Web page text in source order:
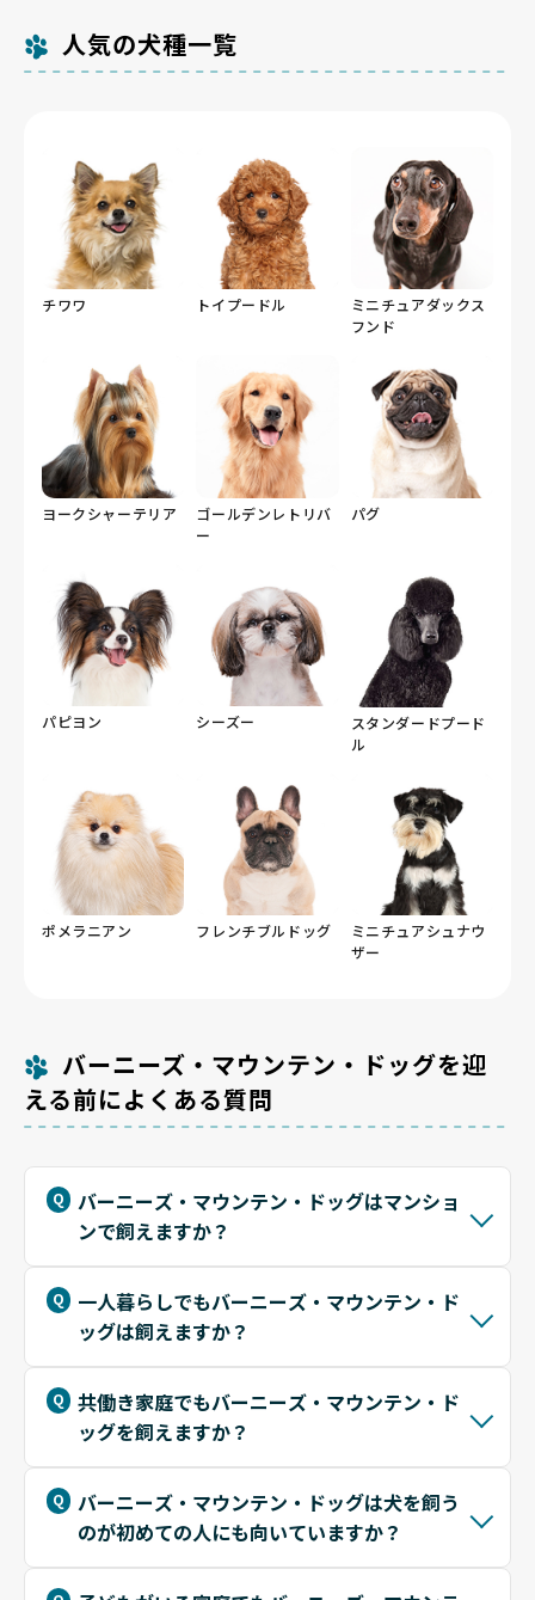
人気の犬種一覧
チワワ トイプードル
ミニチュアダックス
フンド
ヨークシャーテリア
ゴールデンレトリバ
ー
パグ
パピヨン シーズー
スタンダードプード
ル
ポメラニアン フレンチブルドッグ
ミニチュアシュナウ
ザー
バーニーズ・マウンテン・ドッグを迎
える前によくある質問
バーニーズ・マウンテン・ドッグはマンショ
ンで飼えますか？
一人暮らしでもバーニーズ・マウンテン・ド
ッグは飼えますか？
共働き家庭でもバーニーズ・マウンテン・ド
ッグを飼えますか？
バーニーズ・マウンテン・ドッグは犬を飼う
のが初めての人にも向いていますか？